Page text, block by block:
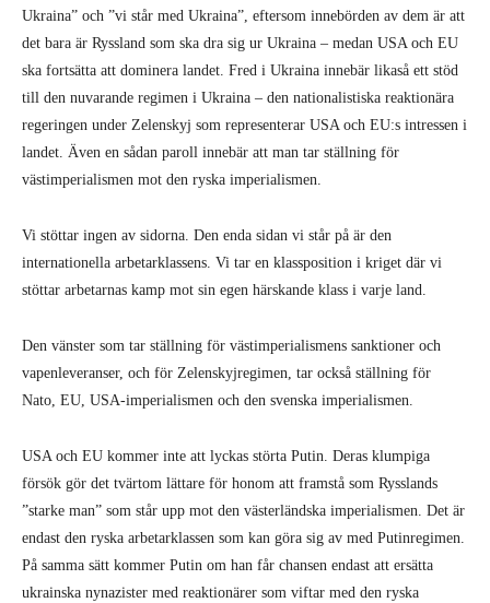
Ukraina” och ”vi står med Ukraina”, eftersom innebörden av dem är att
det bara är Ryssland som ska dra sig ur Ukraina – medan USA och EU
ska fortsätta att dominera landet. Fred i Ukraina innebär likaså ett stöd
till den nuvarande regimen i Ukraina – den nationalistiska reaktionära
regeringen under Zelenskyj som representerar USA och EU:s intressen i
landet. Även en sådan paroll innebär att man tar ställning för
västimperialismen mot den ryska imperialismen.
Vi stöttar ingen av sidorna. Den enda sidan vi står på är den
internationella arbetarklassens. Vi tar en klassposition i kriget där vi
stöttar arbetarnas kamp mot sin egen härskande klass i varje land.
Den vänster som tar ställning för västimperialismens sanktioner och
vapenleveranser, och för Zelenskyjregimen, tar också ställning för
Nato, EU, USA-imperialismen och den svenska imperialismen.
USA och EU kommer inte att lyckas störta Putin. Deras klumpiga
försök gör det tvärtom lättare för honom att framstå som Rysslands
”starke man” som står upp mot den västerländska imperialismen. Det är
endast den ryska arbetarklassen som kan göra sig av med Putinregimen.
På samma sätt kommer Putin om han får chansen endast att ersätta
ukrainska nynazister med reaktionärer som viftar med den ryska